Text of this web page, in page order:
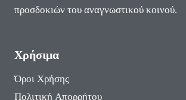
προσδοκιών του αναγνωστικού κοινού.
Χρήσιμα
Όροι Χρήσης
Πολιτική Απορρήτου